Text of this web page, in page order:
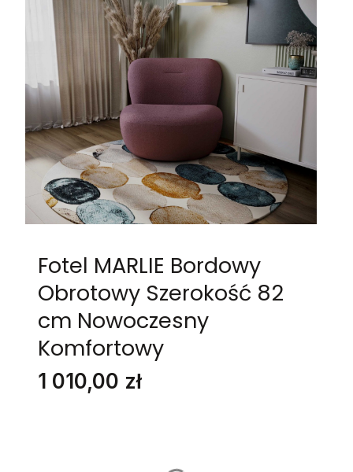
Fotel MARLIE Bordowy
Obrotowy Szerokość 82
cm Nowoczesny
Komfortowy
Cena
1 010,00 zł